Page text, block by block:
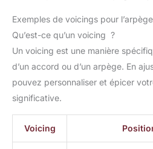
Exemples de voicings pour
Qu’est-ce qu’un voicing ?
Un voicing est une manière
d’un accord ou d’un arpège. En
pouvez personnaliser et épicer
significative.
Voicing